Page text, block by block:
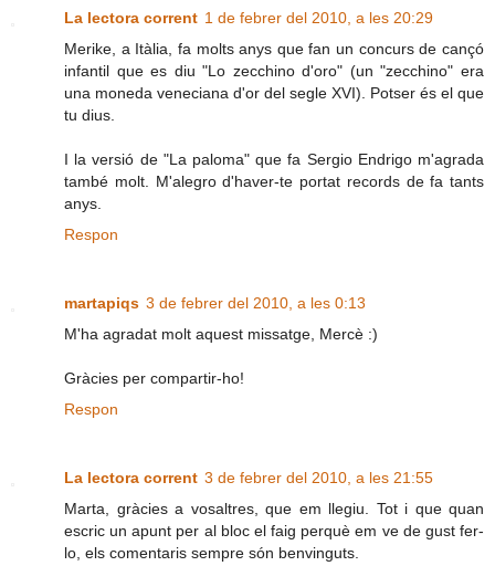
La lectora corrent 1 de febrer del 2010, a les 20:29
Merike, a Itàlia, fa molts anys que fan un concurs de cançó
infantil que es diu "Lo zecchino d'oro" (un "zecchino" era
una moneda veneciana d'or del segle XVI). Potser és el que
tu dius.
I la versió de "La paloma" que fa Sergio Endrigo m'agrada
també molt. M'alegro d'haver-te portat records de fa tants
anys.
Respon
martapiqs 3 de febrer del 2010, a les 0:13
M'ha agradat molt aquest missatge, Mercè :)
Gràcies per compartir-ho!
Respon
La lectora corrent 3 de febrer del 2010, a les 21:55
Marta, gràcies a vosaltres, que em llegiu. Tot i que quan
escric un apunt per al bloc el faig perquè em ve de gust fer-
lo, els comentaris sempre són benvinguts.